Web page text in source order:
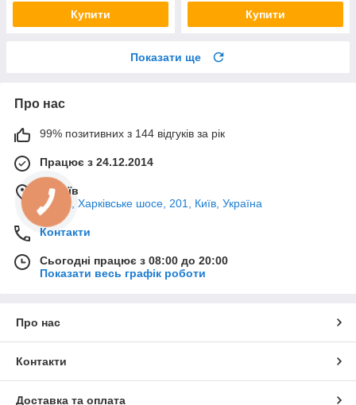
Купити Купити
Показати ще
Про нас
99% позитивних з 144 відгуків за рік
Працює з 24.12.2014
м. Київ
02121, Харківське шосе, 201, Київ, Україна
Контакти
Сьогодні працює з 08:00 до 20:00
Показати весь графік роботи
Про нас
Контакти
Доставка та оплата